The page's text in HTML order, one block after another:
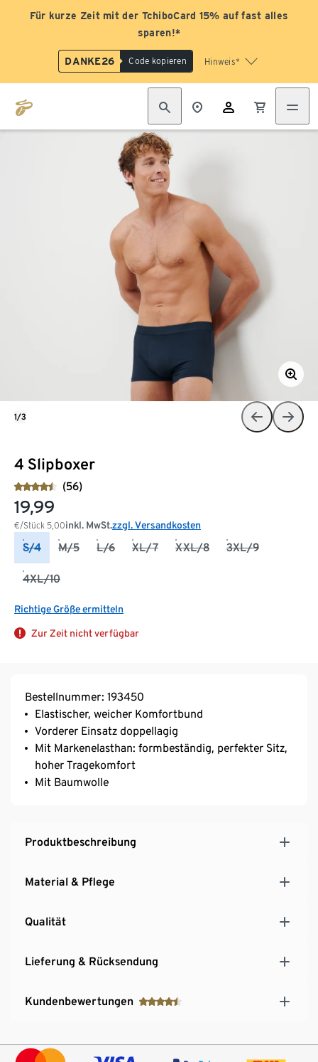
Für kurze Zeit mit der TchiboCard 15% auf fast alles
sparen!*
DANKE26 Code kopieren Hinweis*
4 Slipboxer
(56)
19,99
€/Stück 5,00inkl. MwSt.zzgl. Versandkosten
S/4 M/5 L/6 XL/7 XXL/8 3XL/9
4XL/10
Richtige Größe ermitteln
Zur Zeit nicht verfügbar
1/3
Bestellnummer: 193450
Elastischer, weicher Komfortbund
Vorderer Einsatz doppellagig
Mit Markenelasthan: formbeständig, perfekter Sitz,
hoher Tragekomfort
Mit Baumwolle
Produktbeschreibung
Material & Pflege
Qualität
Lieferung & Rücksendung
Kundenbewertungen